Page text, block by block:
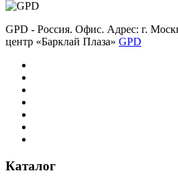
GPD - Россия. Офис. Адрес: г.
центр «Барклай Плаза» GPD
Каталог